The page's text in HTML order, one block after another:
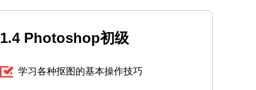
1.4 Photoshop初级
学习各种抠图的基本操作技巧